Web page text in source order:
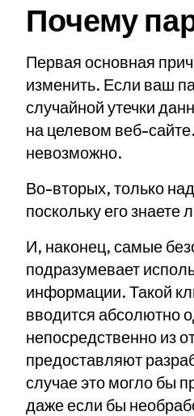
Почему
Первая основная
изменить. Если ваш
случайной утечки
на целевом веб-
невозможно.
Во-вторых, только
поскольку его
И, наконец, самые
подразумевает
информации. Такой
вводится абсолютно
непосредственно из
предоставляют
случае это могло бы
даже если бы